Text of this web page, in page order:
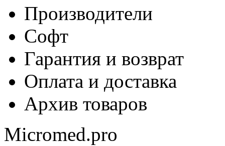
Производители
Софт
Гарантия и возврат
Оплата и доставка
Архив товаров
Micromed.pro